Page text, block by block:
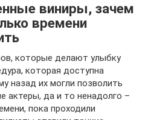
виниры, зачем
времени
которые делают улыбку
которая доступна
назад их могли позволить
актеры, да и то ненадолго –
пока проходили